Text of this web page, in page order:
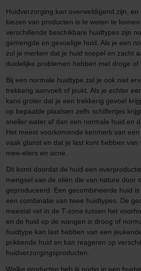
Huidverzorging kan overweldigend zijn,
kiezen van producten is te weten te
verschillende beschikbare huidtypes zijn
gemengde en gevoelige huid. Als je een
zul je merken dat je huid soepel en zacht
duidelijke problemen hebben met droge of
Bij een normale huidtype zal je ook niet
trekkerig aanvoelt of jeukt. Als je echter
kans groter dat je een trekkerig gevoel
op bepaalde plaatsen zelfs schilfertjes
sneller water af dan een normale huid en
Het meest voorkomende kenmerk van
vaak glanst en dat je last kunt hebben
mee-eters en acne.
Dit komt doordat de huid een
mengsel van de oliën die van nature door
geproduceerd. Een gecombineerde huid
een combinatie van twee huidtypes. De
meestal vet in de T-zone tussen het
en de huid op de wangen is droog of
huidtype kan last hebben van een
prikkende huid en kan reageren op
huidverzorgingsproducten.
Welke producten heb ik nodig in een